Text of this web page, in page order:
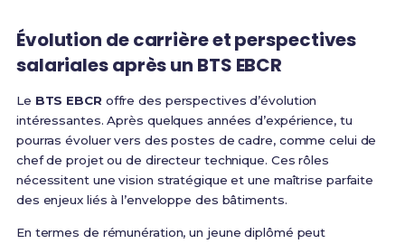
Évolution de carrière et perspectives
salariales après un BTS EBCR
Le BTS EBCR offre des perspectives d’évolution
intéressantes. Après quelques années d’expérience, tu
pourras évoluer vers des postes de cadre, comme celui de
chef de projet ou de directeur technique. Ces rôles
nécessitent une vision stratégique et une maîtrise parfaite
des enjeux liés à l’enveloppe des bâtiments.
En termes de rémunération, un jeune diplômé peut